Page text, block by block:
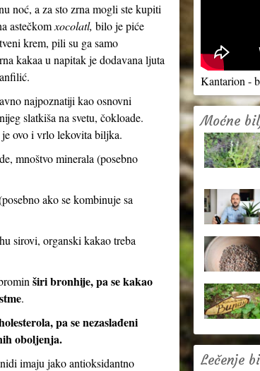
noć, a za sto zrna mogli ste kupiti
astečkomxocolatl, bilo je piće
krem, pili su ga samo
kakaa u napitak je dodavana ljuta
najpoznatiji kao osnovni
slatkiša na svetu, čokloade.
ovo i vrlo lekovita biljka.
mnoštvo minerala (posebno
ako se kombinuje sa
sirovi, organski kakao treba
širi bronhije, pa se kakao
.
pa se nezaslađeni
oboljenja.
imaju jako antioksidantno
Kantarion -
Moćne
Lečenje